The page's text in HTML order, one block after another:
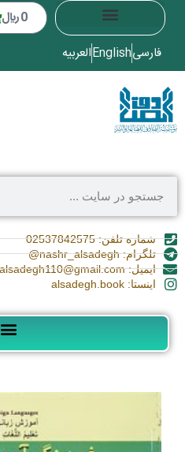
0 ﷼
فارسیEnglishالعربیه
شماره تلفن: 02537842575
تلگرام: nashr_alsadegh@
ایمیل: alsadegh110@gmail.com
اینستا: alsadegh.book